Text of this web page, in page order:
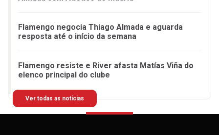
Flamengo negocia Thiago Almada e aguarda
resposta até o início da semana
Flamengo resiste e River afasta Matías Viña do
elenco principal do clube
Ver todas as notícias